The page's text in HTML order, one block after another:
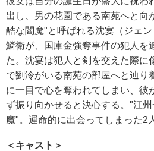
出し、男の花園である南苑へと向
酷な閻魔"と呼ばれる沈宴（ジェ
鱗衛が、国庫金強奪事件の犯人を
た。沈宴は犯人と剣を交えた際に
で劉泠がいる南苑の部屋へと辿り
に一目で心を奪われてしまい、彼
ず振り向かせると決心する。"江
魔"。運命的に出会ってしまった2
＜キャスト＞